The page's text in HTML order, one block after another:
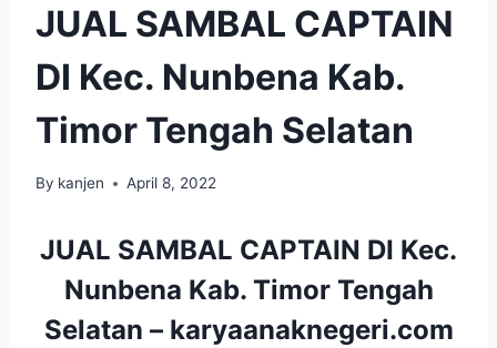
JUAL SAMBAL CAPTAIN
DI Kec. Nunbena Kab.
Timor Tengah Selatan
By kanjen April 8, 2022
JUAL SAMBAL CAPTAIN DI Kec.
Nunbena Kab. Timor Tengah
Selatan – karyaanaknegeri.com